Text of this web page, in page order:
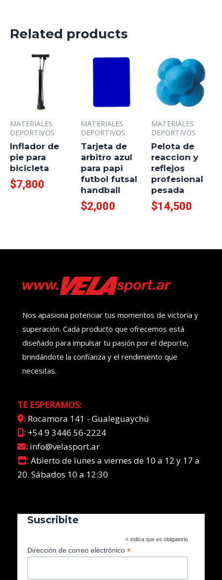
Related products
MATERIALES
DEPORTIVOS
Inflador de
pie para
bicicleta
$7,800
MATERIALES
DEPORTIVOS
Tarjeta de
arbitro azul
para papi
futbol futsal
handball
$2,000
MATERIALES
DEPORTIVOS
Pelota de
reaccion y
reflejos
profesional
pesada
$14,500
Nos apasiona potenciar tus momentos de victoria y
superación. Cada producto que ofrecemos está
diseñado para impulsar tu pasión por el deporte,
brindándote la confianza y el rendimiento que
necesitas.
TE ESPERAMOS:
: Rocamora 141 - Gualeguaychú
: +54 9 3446 56-2224
: info@velasport.ar
:Abierto de lunes a viernes de 10 a 12 y 17 a
20. Sábados 10 a 12:30
Suscribite
* indica que es obligatorio
Dirección de correo electrónico *